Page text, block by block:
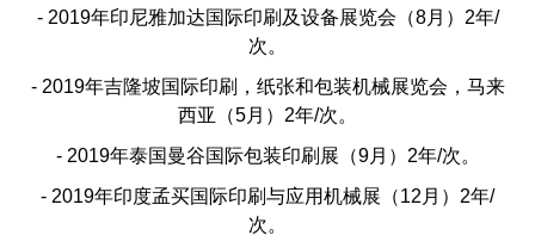
- 2019年印尼雅加达国际印刷及设备展览会（8月）2年/
次。
- 2019年吉隆坡国际印刷，纸张和包装机械展览会，马来
西亚（5月）2年/次。
- 2019年泰国曼谷国际包装印刷展（9月）2年/次。
- 2019年印度孟买国际印刷与应用机械展（12月）2年/
次。